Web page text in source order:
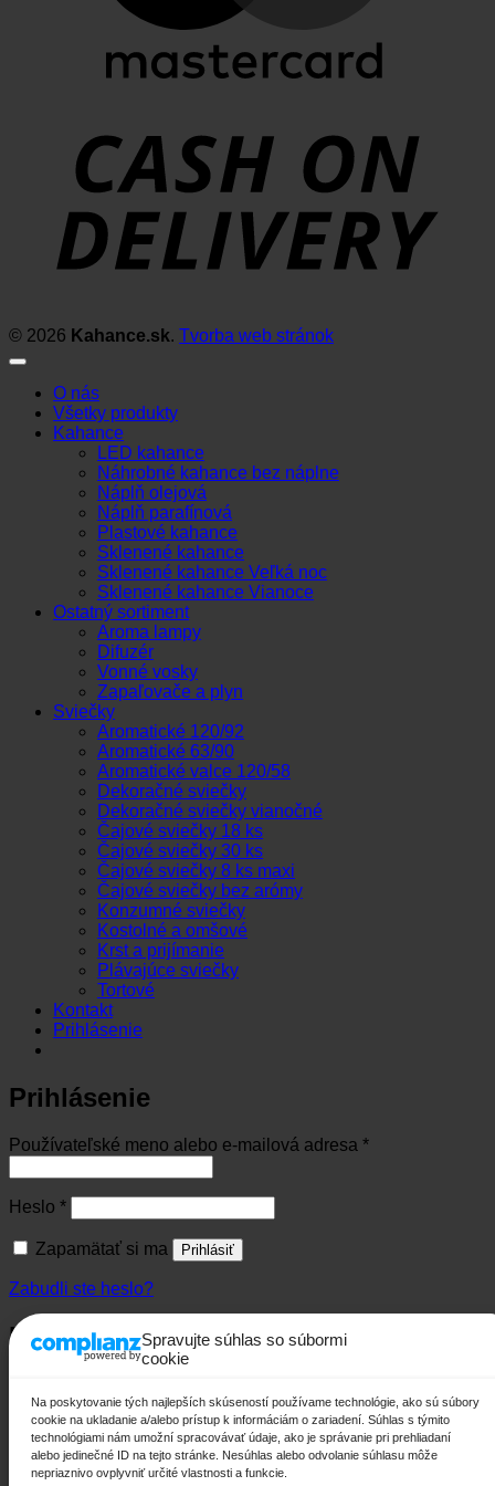
Spravujte súhlas so súbormi
cookie
Na poskytovanie tých najlepších skúseností používame technológie, ako sú súbory
cookie na ukladanie a/alebo prístup k informáciám o zariadení. Súhlas s týmito
technológiami nám umožní spracovávať údaje, ako je správanie pri prehliadaní
alebo jedinečné ID na tejto stránke. Nesúhlas alebo odvolanie súhlasu môže
nepriaznivo ovplyvniť určité vlastnosti a funkcie.
© 2026 Kahance.sk. Tvorba web stránok
O nás
Všetky produkty
Kahance
LED kahance
Náhrobné kahance bez náplne
Náplň olejová
Náplň parafínová
Plastové kahance
Sklenené kahance
Sklenené kahance Veľká noc
Sklenené kahance Vianoce
Ostatný sortiment
Aroma lampy
Difuzér
Vonné vosky
Zapaľovače a plyn
Sviečky
Aromatické 120/92
Aromatické 63/90
Aromatické valce 120/58
Dekoračné sviečky
Dekoračné sviečky vianočné
Čajové sviečky 18 ks
Čajové sviečky 30 ks
Čajové sviečky 8 ks maxi
Čajové sviečky bez arómy
Konzumné sviečky
Kostolné a omšové
Krst a prijímanie
Plávajúce sviečky
Tortové
Kontakt
Prihlásenie
Prihlásenie
Používateľské meno alebo e-mailová adresa *Povinné
Heslo *Povinné
Zapamätať si ma Prihlásiť
Zabudli ste heslo?
Registrovať sa
Odkaz na nastavenie nového hesla bude odoslaný na váš
email.
Your personal data will be used to support your experience